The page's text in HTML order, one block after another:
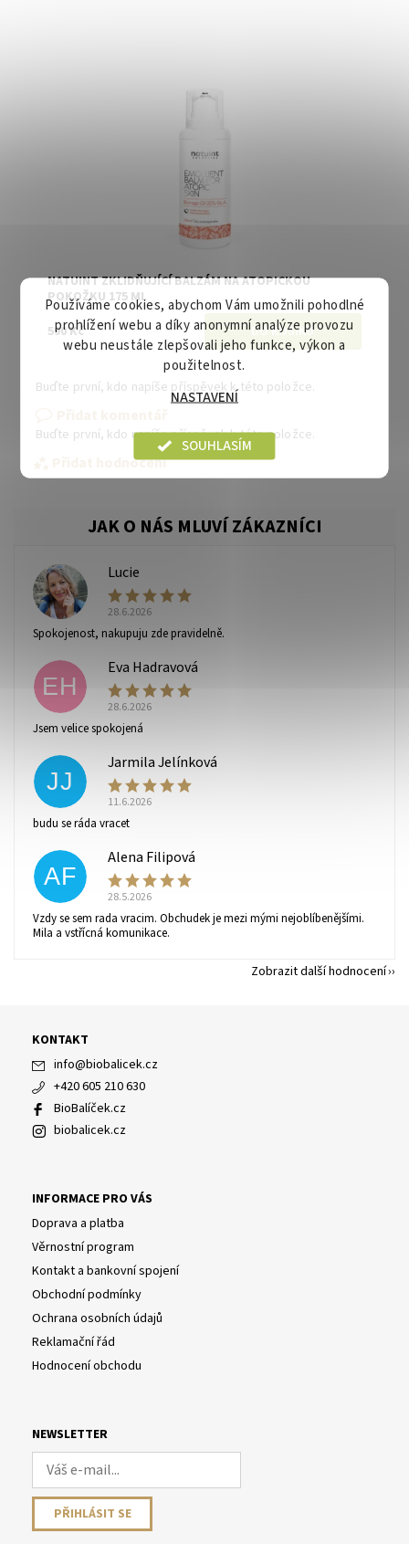
NATUINT ZKLIDŇUJÍCÍ BALZÁM NA ATOPICKOU
POKOŽKU 175 ML
590 Kč
Buďte první, kdo napíše příspěvek k této položce.
Buďte první, kdo napíše příspěvek k této položce.
Přidat hodnocení
Vaše osobní údaje budou zpracovány dle
ochrany osobních údajů
L
Lucie
28.6.2026
Spokojenost, nakupuju zde pravidelně.
EH
Eva Hadravová
28.6.2026
Jsem velice spokojená
JJ
Jarmila Jelínková
11.6.2026
budu se ráda vracet
AF
Alena Filipová
28.5.2026
Vzdy se sem rada vracim. Obchudek je mezi mými nejoblíbenějšími.
Mila a vstřícná komunikace.
Zobrazit další hodnocení
KONTAKT
info@biobalicek.cz
+420 605 210 630
BioBalíček.cz
biobalicek.cz
INFORMACE PRO VÁS
Doprava a platba
Věrnostní program
Kontakt a bankovní spojení
Obchodní podmínky
Ochrana osobních údajů
Reklamační řád
Hodnocení obchodu
NEWSLETTER
Používáme cookies, abychom Vám umožnili pohodlné
prohlížení webu a díky anonymní analýze provozu
webu neustále zlepšovali jeho funkce, výkon a
použitelnost.
NASTAVENÍ
SOUHLASÍM